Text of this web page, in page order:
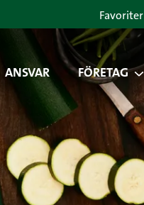
Favoriter
ANSVAR FÖRETAG